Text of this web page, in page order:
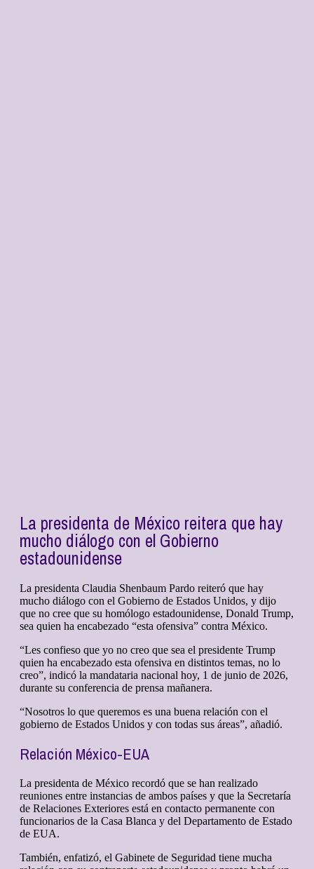
La presidenta de México reitera que hay
mucho diálogo con el Gobierno
estadounidense
La presidenta Claudia Shenbaum Pardo reiteró que hay
mucho diálogo con el Gobierno de Estados Unidos, y dijo
que no cree que su homólogo estadounidense, Donald Trump,
sea quien ha encabezado “esta ofensiva” contra México.
“Les confieso que yo no creo que sea el presidente Trump
quien ha encabezado esta ofensiva en distintos temas, no lo
creo”, indicó la mandataria nacional hoy, 1 de junio de 2026,
durante su conferencia de prensa mañanera.
“Nosotros lo que queremos es una buena relación con el
gobierno de Estados Unidos y con todas sus áreas”, añadió.
Relación México-EUA
La presidenta de México recordó que se han realizado
reuniones entre instancias de ambos países y que la Secretaría
de Relaciones Exteriores está en contacto permanente con
funcionarios de la Casa Blanca y del Departamento de Estado
de EUA.
También, enfatizó, el Gabinete de Seguridad tiene mucha